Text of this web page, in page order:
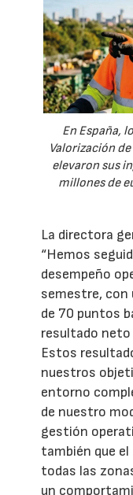
En España,
Valorización
elevaron sus
millones de
La directora
“Hemos
desempeño
semestre, con
de 70 puntos
resultado neto
Estos
nuestros
entorno
de nuestro
gestión
también que el
todas las
un